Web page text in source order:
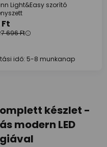
Light&Easy szorító
7 696 Ft
idő: 5-8 munkanap
készlet -
modern LED